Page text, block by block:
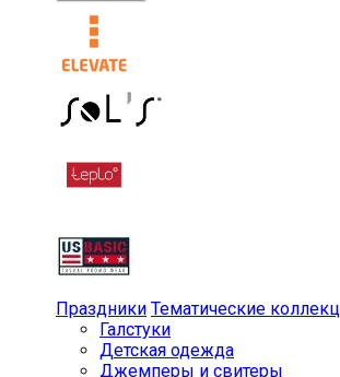
Праздники Тематические
Галстуки
Детская одежда
Джемперы и свитеры